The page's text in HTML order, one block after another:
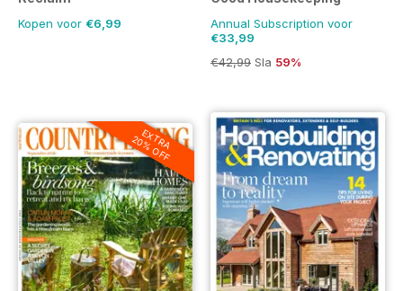
Kopen voor €6,99
Annual Subscription voor
€33,99
€42,99 Sla 59%
EXTRA
20% OFF